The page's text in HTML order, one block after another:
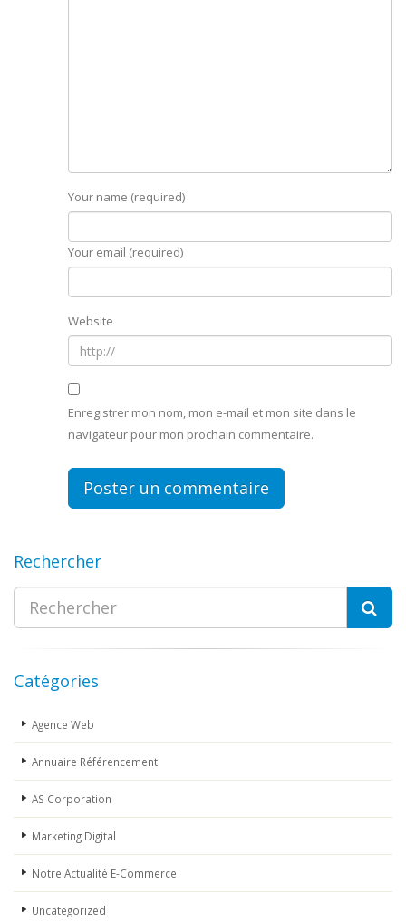
Your name (required)
Your email (required)
Website
Enregistrer mon nom, mon e-mail et mon site dans le
navigateur pour mon prochain commentaire.
Rechercher
Catégories
Agence Web
Annuaire Référencement
AS Corporation
Marketing Digital
Notre Actualité E-Commerce
Uncategorized